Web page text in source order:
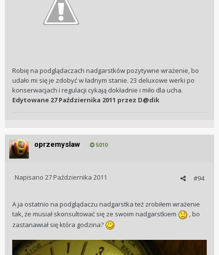
Robię na podglądaczach nadgarstków pozytywne wrażenie, bo
udało mi się je zdobyć w ładnym stanie. 23 deluxowe werki po
konserwacjach i regulacji cykają dokładnie i miło dla ucha.
Edytowane 27 Października 2011 przez D@dik
oprzemyslaw 5010
#94
Napisano 27 Października 2011
A ja ostatnio na podglądaczu nadgarstka też zrobiłem wrażenie
tak, że musiał skonsultować się ze swoim nadgarstkiem
, bo
zastanawiał się która godzina?